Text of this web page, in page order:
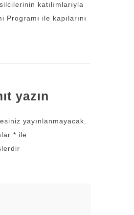
katılımlarıyla
Programı ile kapılarını
yazın
yayınlanmayacak.
* ile